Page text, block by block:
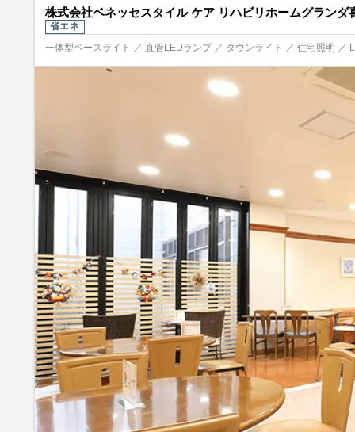
株式会社ベネッセスタイル ケア リハビリホームグランダ
省エネ
一体型ベースライト ／ 直管LEDランプ ／ ダウンライト ／ 住宅照明 ／